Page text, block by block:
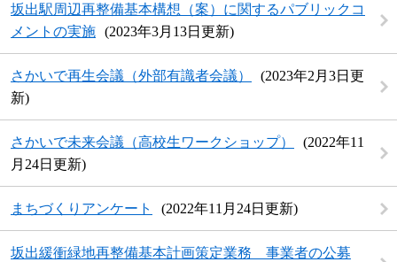
坂出駅周辺再整備基本構想（案）に関するパブリックコ
メントの実施
2023年3月13日更新
さかいで再生会議（外部有識者会議）
2023年2月3日更
新
さかいで未来会議（高校生ワークショップ）
2022年11
月24日更新
まちづくりアンケート 2022年11月24日更新
坂出緩衝緑地再整備基本計画策定業務 事業者の公募